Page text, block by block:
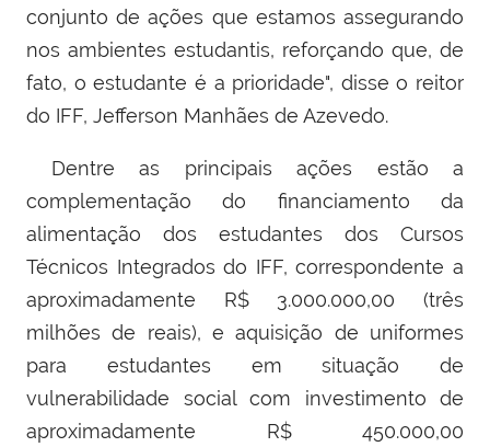
conjunto de ações que estamos assegurando
nos ambientes estudantis, reforçando que, de
fato, o estudante é a prioridade", disse o reitor
do IFF, Jefferson Manhães de Azevedo.
Dentre as principais ações estão a
complementação do financiamento da
alimentação dos estudantes dos Cursos
Técnicos Integrados do IFF, correspondente a
aproximadamente R$ 3.000.000,00 (três
milhões de reais), e aquisição de uniformes
para estudantes em situação de
vulnerabilidade social com investimento de
aproximadamente R$ 450.000,00